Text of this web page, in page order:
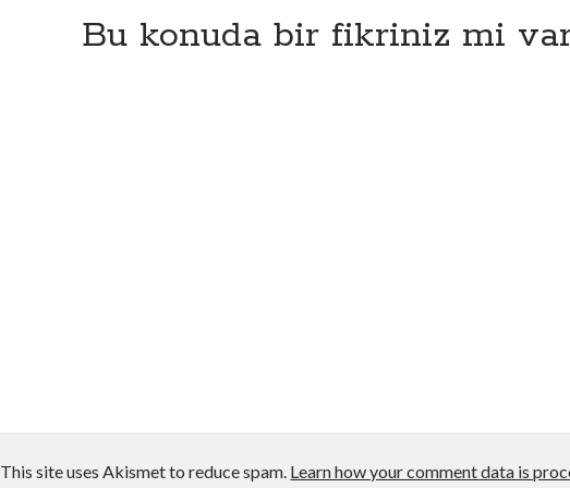
Bu konuda bir fikriniz mi
This site uses Akismet to reduce spam. Learn how your comment data is